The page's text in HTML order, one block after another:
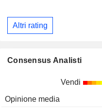
Altri rating
Consensus Analisti
Vendi
Opinione media